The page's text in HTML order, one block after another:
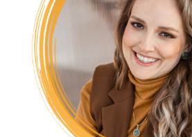
Наши соц сети: